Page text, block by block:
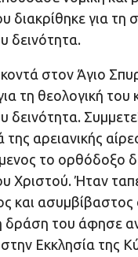
διακρίθηκε για τη
δεινότητα.
στον Άγιο
τη θεολογική του
δεινότητα.
αρειανικής
το ορθόδοξο
Χριστού. Ήταν
και
δράση του άφησε
Εκκλησία της